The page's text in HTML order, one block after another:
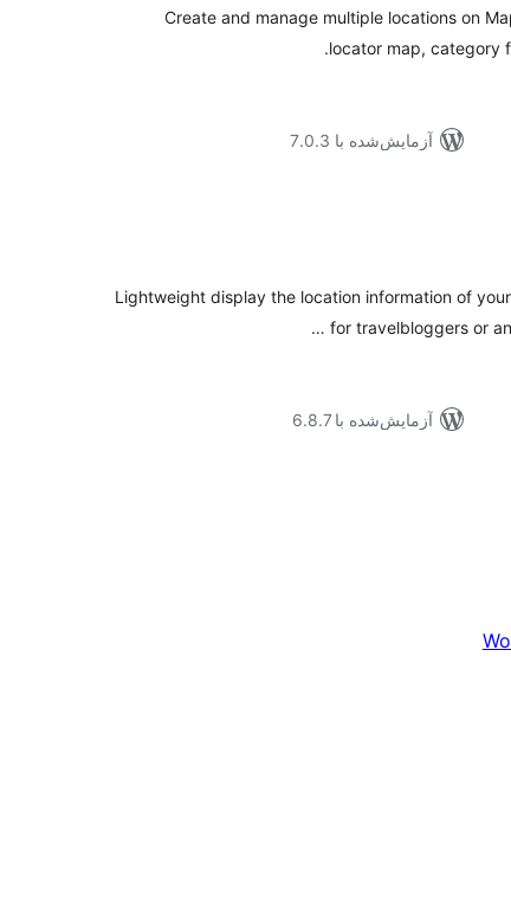
Create and manage multiple locations on
locator map, category
آزمایش‌شده با 7.0.3
Lightweight display the location information of
for travelbloggers or
آزمایش‌شده با 6.8.7